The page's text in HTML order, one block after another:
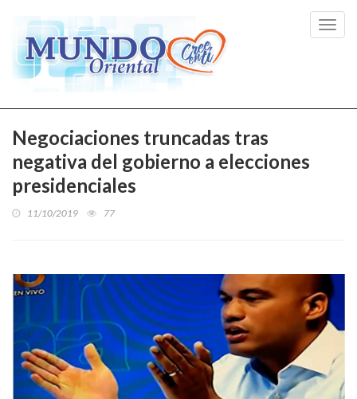
Negociaciones truncadas tras
negativa del gobierno a elecciones
presidenciales
11/10/2019 77